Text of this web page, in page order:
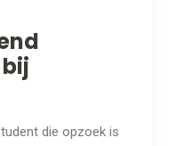
die opzoek is